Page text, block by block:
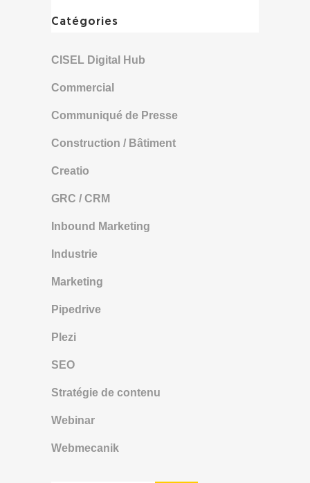
Catégories
CISEL Digital Hub
Commercial
Communiqué de Presse
Construction / Bâtiment
Creatio
GRC / CRM
Inbound Marketing
Industrie
Marketing
Pipedrive
Plezi
SEO
Stratégie de contenu
Webinar
Webmecanik